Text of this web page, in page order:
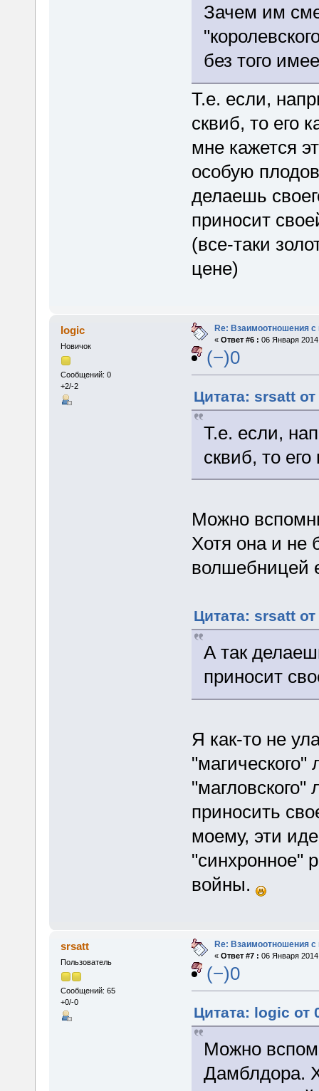
Зачем им
без того
Т.е. если,
сквиб, то его
мне кажется
особую
делаешь
приносит
(все-таки
цене)
logic
Новичок
Сообщений: 0
+2/-2
Re: Взаимоотношения с
« Ответ #6 : 06 Января
(−)0
Цитата: srsatt
Т.е. если,
сквиб, то
Можно
Хотя она и не
волшебницей
Цитата: srsatt
А так
приносит
Я как-то не
приносить
моему, эти
"синхронное"
войны.
srsatt
Пользователь
Сообщений: 65
+0/-0
Re: Взаимоотношения с
« Ответ #7 : 06 Января
(−)0
Цитата: logic от
Можно
Дамблдора.